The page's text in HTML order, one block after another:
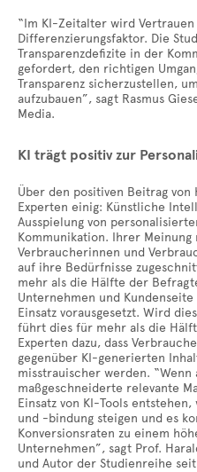
“Im KI-Zeitalter wird
Differenzierungsfaktor. Die
Transparenzdefizite in der
gefordert, den richtigen
Transparenz sicherzustellen,
aufzubauen”, sagt Rasmus
Media.
KI trägt positiv zur
Über den positiven Beitrag
Experten einig: Künstliche
Ausspielung von
Kommunikation. Ihrer Meinung
Verbraucherinnen und
auf ihre Bedürfnisse
mehr als die Hälfte der
Unternehmen und
Einsatz vorausgesetzt. Wird
führt dies für mehr als die
Experten dazu, dass
gegenüber KI-generierten
misstrauischer werden.
maßgeschneiderte relevante
Einsatz von KI-Tools
und -bindung steigen und es
Konversionsraten zu einem
Unternehmen”, sagt Prof.
und Autor der Studienreihe seit